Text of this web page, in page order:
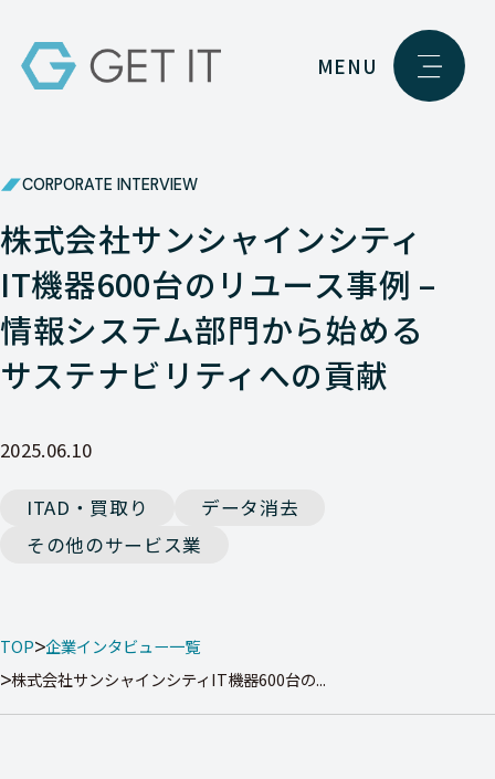
MENU
CORPORATE INTERVIEW
株式会社サンシャインシティ
IT機器600台のリユース事例 –
情報システム部門から始める
サステナビリティへの貢献
2025.06.10
ITAD・買取り
データ消去
その他のサービス業
TOP 企業インタビュー一覧
株式会社サンシャインシティIT機器600台の...